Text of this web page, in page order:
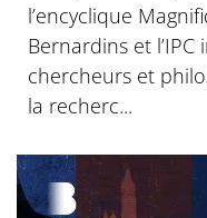
l’encyclique
Bernardins et
chercheurs et
la recherc...